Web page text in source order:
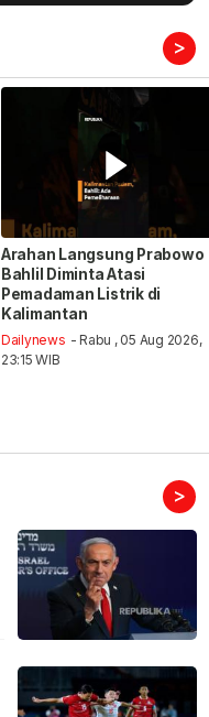
>
Arahan Langsung Prabowo
Bahlil Diminta Atasi
Pemadaman Listrik di
Kalimantan
Dailynews - Rabu , 05 Aug 2026,
23:15 WIB
>